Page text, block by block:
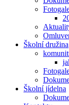
Školní družina
Školní jídelna